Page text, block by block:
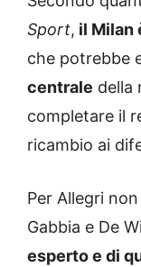
Sport, il Milan
che potrebbe
centrale della
completare il
ricambio ai
Per Allegri
Gabbia e De
esperto e di